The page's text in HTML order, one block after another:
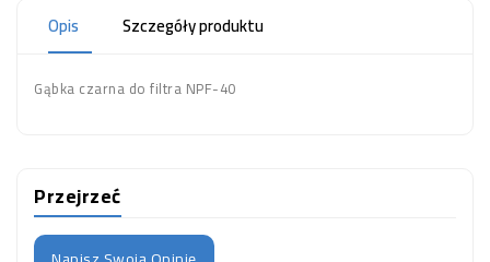
Opis Szczegóły produktu
Gąbka czarna do filtra NPF-40
Przejrzeć